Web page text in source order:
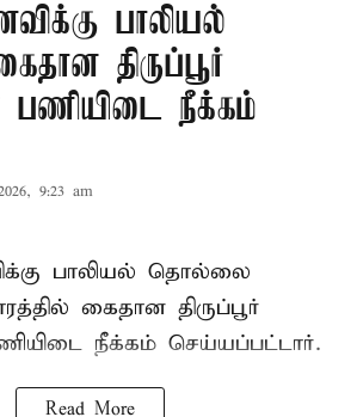
பாலியல்
திருப்பூர்
பணியிடை நீக்கம்
9:23 am
பாலியல் தொல்லை
கைதான திருப்பூர்
நீக்கம் செய்யப்பட்டார்.
Read More